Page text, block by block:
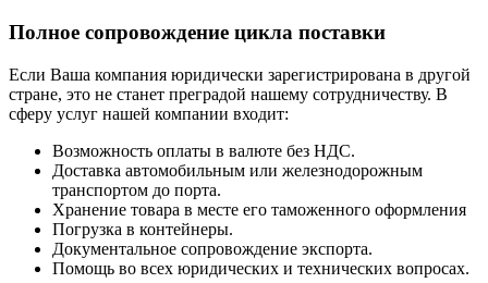
Полное сопровождение цикла поставки
Если Ваша компания юридически зарегистрирована в другой
стране, это не станет преградой нашему сотрудничеству. В
сферу услуг нашей компании входит:
Возможность оплаты в валюте без НДС.
Доставка автомобильным или железнодорожным
транспортом до порта.
Хранение товара в месте его таможенного оформления
Погрузка в контейнеры.
Документальное сопровождение экспорта.
Помощь во всех юридических и технических вопросах.